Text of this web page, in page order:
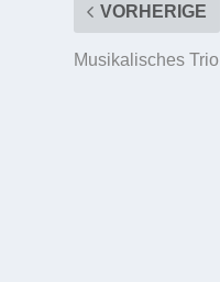
VORHERIGE
Musikalisches